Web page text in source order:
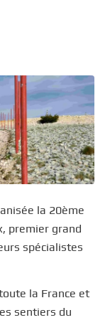
la 20ème
premier grand
spécialistes
la France et
sentiers du